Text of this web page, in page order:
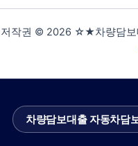
저작권 © 2026 ☆★차량담
차량담보대출 자동차담